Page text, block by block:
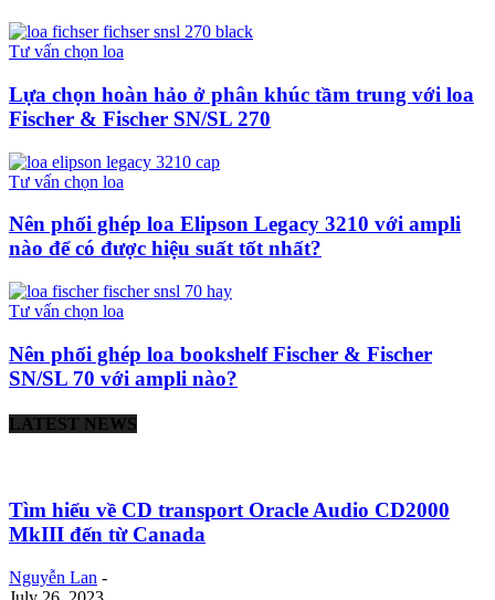
Tư vấn chọn loa
Lựa chọn hoàn hảo ở phân khúc tầm trung với loa
Fischer & Fischer SN/SL 270
Tư vấn chọn loa
Nên phối ghép loa Elipson Legacy 3210 với ampli
nào để có được hiệu suất tốt nhất?
Tư vấn chọn loa
Nên phối ghép loa bookshelf Fischer & Fischer
SN/SL 70 với ampli nào?
LATEST NEWS
Tìm hiểu về CD transport Oracle Audio CD2000
MkIII đến từ Canada
Nguyễn Lan -